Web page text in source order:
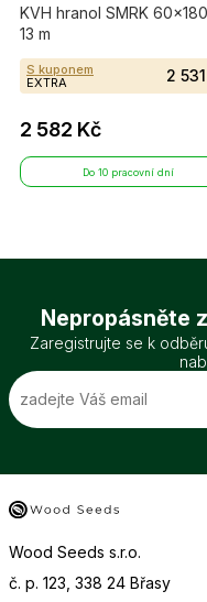
KVH hranol SMRK
13 m
S kuponem
EXTRA
2
2 582 Kč
Do 10 pracovní dní
Nepropásněte
Zaregistrujte se k
Wood Seeds s.r.o.
č. p. 123, 338 24 Břasy